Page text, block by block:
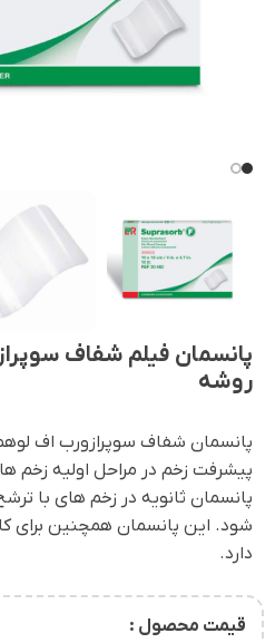
پانسمان فیلم شفاف
روشه
پانسمان شفاف سوپرازورب اف
پیشرفت زخم در مراحل اولیه زخم
پانسمان ثانویه در زخم های با
شود. این پانسمان همچنین برای
دارد.
قیمت محصول :